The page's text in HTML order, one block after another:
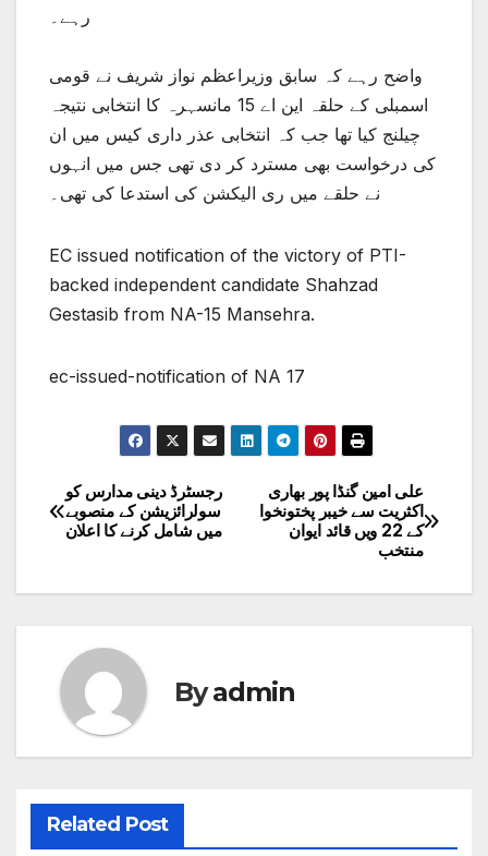
رہے۔
واضح رہے کہ سابق وزیراعظم نواز شریف نے قومی
اسمبلی کے حلقہ این اے 15 مانسہرہ کا انتخابی نتیجہ
چیلنج کیا تھا جب کہ انتخابی عذر داری کیس میں ان
کی درخواست بھی مسترد کر دی تھی جس میں انہوں
نے حلقے میں ری الیکشن کی استدعا کی تھی۔
EC issued notification of the victory of PTI-
backed independent candidate Shahzad
Gestasib from NA-15 Mansehra.
ec-issued-notification of NA 17
Post
navigation
علی امین گنڈا پور بھاری
اکثریت سے خیبر پختونخوا
کے 22 ویں قائد ایوان
منتخب
رجسٹرڈ دینی مدارس کو
سولرائزیشن کے منصوبے
میں شامل کرنے کا اعلان
Byadmin
Related Post